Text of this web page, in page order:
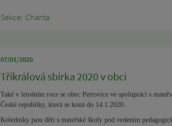
Sekce: Charita
07/01/2020
Tříkrálová sbírka 2020 v obci
Také v letošním roce se obec Petrovice ve spolupráci s
České republiky, která se koná do 14.1.2020.
Koledníky jsou děti s mateřské školy pod vedením